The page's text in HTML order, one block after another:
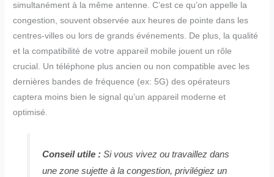
simultanément à la même antenne. C’est ce qu’on appelle la
congestion, souvent observée aux heures de pointe dans les
centres-villes ou lors de grands événements. De plus, la qualité
et la compatibilité de votre appareil mobile jouent un rôle
crucial. Un téléphone plus ancien ou non compatible avec les
dernières bandes de fréquence (ex: 5G) des opérateurs
captera moins bien le signal qu’un appareil moderne et
optimisé.
Conseil utile :Si vous vivez ou travaillez dans
une zone sujette à la congestion, privilégiez un